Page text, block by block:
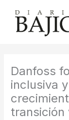
contenido
Danfoss
inclusiva
transición